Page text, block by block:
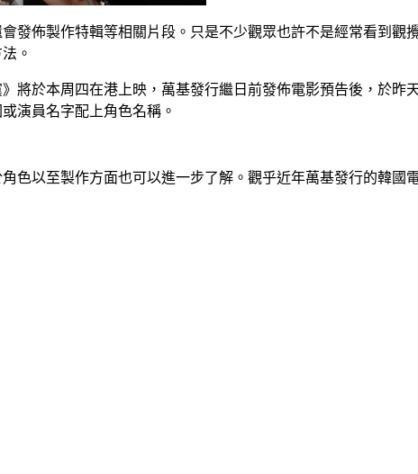
發佈製作特輯等相關片段。只是不少觀眾也許不是經常看到
。
將於本周四在港上映，萬基發行繼日前發佈電影預告後，於
演員名字配上角色名稱。
色以至製作方面也可以進一步了解。觀乎近年萬基發行的韓國